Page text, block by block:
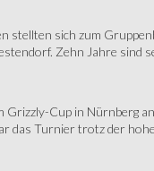
stellten sich zum
Zehn Jahre sind
Cup in Nürnberg
das Turnier trotz der